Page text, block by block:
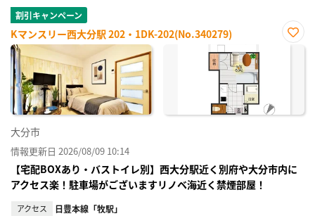
割引キャンペーン
Kマンスリー西大分駅 202・1DK-202(No.340279)
お気
大分市
情報更新日 2026/08/09 10:14
【宅配BOXあり・バストイレ別】西大分駅近く別府や大分市内に
アクセス楽！駐車場がございますリノベ海近く禁煙部屋！
アクセス 日豊本線「牧駅」